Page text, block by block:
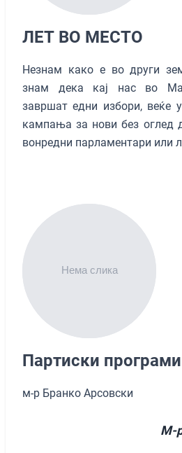
ЛЕТ ВО МЕСТО
Незнам како е во други
знам дека кај нас во
завршат едни избори, веќе
кампања за нови без оглед
вонредни парламентари или
Партиски програми
м-р Бранко Арсовски
М-